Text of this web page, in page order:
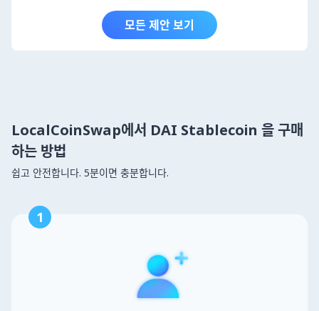
모든 제안 보기
LocalCoinSwap에서 DAI Stablecoin 을 구매
하는 방법
쉽고 안전합니다. 5분이면 충분합니다.
1